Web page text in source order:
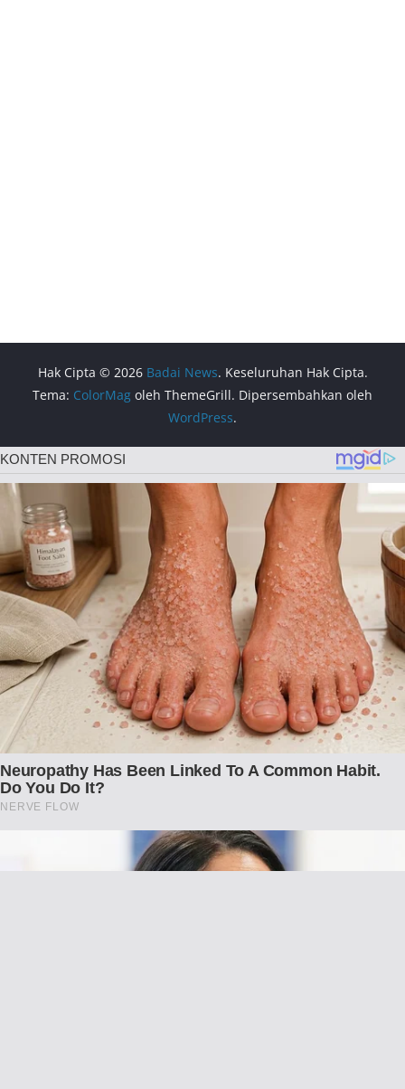
Hak Cipta © 2026 Badai News. Keseluruhan Hak Cipta.
Tema: ColorMag oleh ThemeGrill. Dipersembahkan oleh
WordPress.